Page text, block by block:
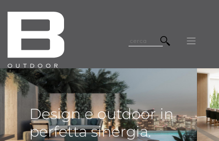
Design e outdoor in
perfetta sinergia.